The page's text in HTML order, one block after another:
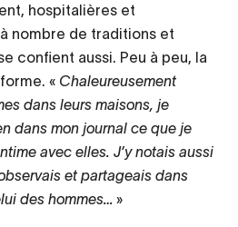
hospitalières et
nombre de traditions et
confient aussi. Peu à peu, la
« Chaleureusement
dans leurs maisons, je
dans mon journal ce que je
avec elles. J’y notais aussi
et partageais dans
des hommes… »